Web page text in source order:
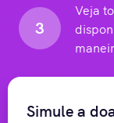
3
Veja
Simule a